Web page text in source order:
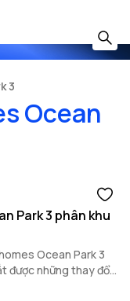
3
Ocean
Park 3 phân khu
Ocean Park 3
được những thay đổi